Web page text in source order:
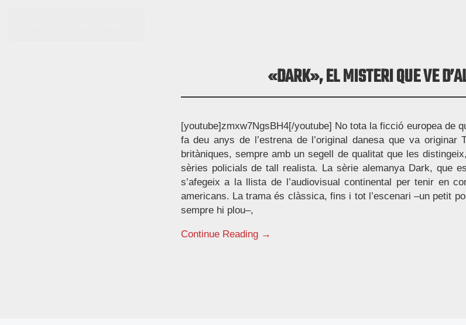
«DARK», EL MISTERI QUE VE
[youtube]zmxw7NgsBH4[/youtube] No tota la ficció europea de
fa deu anys de l’estrena de l’original danesa que va originar
britàniques, sempre amb un segell de qualitat que les
sèries policials de tall realista. La sèrie alemanya Dark, que
s’afegeix a la llista de l’audiovisual continental per tenir en
americans. La trama és clàssica, fins i tot l’escenari –un petit
sempre hi plou–,
Continue Reading →